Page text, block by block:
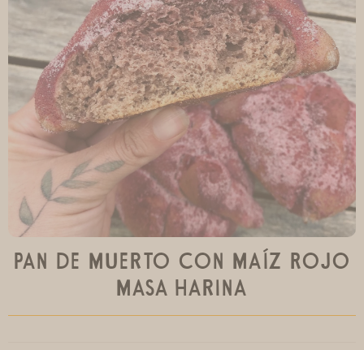
Pan de Muerto con Maíz Rojo
Masa Harina